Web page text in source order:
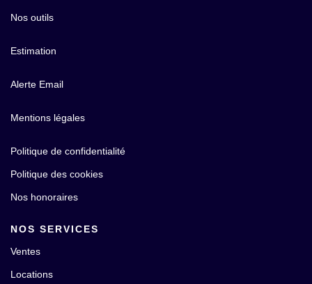
Nos outils
Estimation
Alerte Email
Mentions légales
Politique de confidentialité
Politique des cookies
Nos honoraires
NOS SERVICES
Ventes
Locations